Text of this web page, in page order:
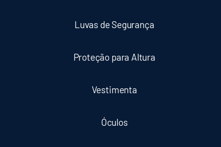
Luvas de Segurança
Proteção para Altura
Vestimenta
Óculos